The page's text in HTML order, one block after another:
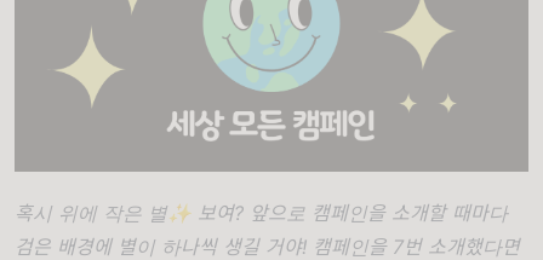
혹시 위에 작은 별✨ 보여? 앞으로 캠페인을 소개할 때마다
검은 배경에 별이 하나씩 생길 거야! 캠페인을 7번 소개했다면